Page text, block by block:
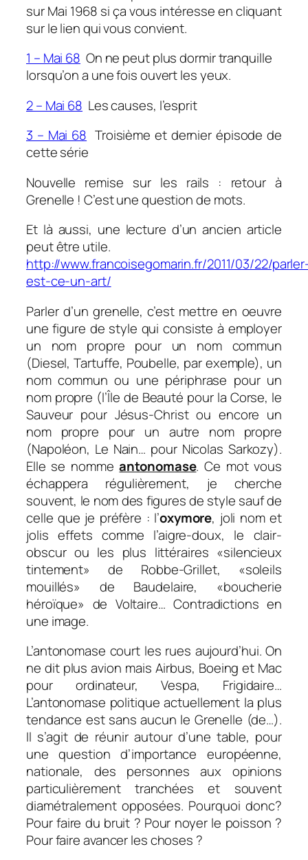
sur Mai 1968 si ça vous intéresse en cliquant
sur le lien qui vous convient.
1 – Mai 68 On ne peut plus dormir tranquille
lorsqu’on a une fois ouvert les yeux.
2 – Mai 68 Les causes, l’esprit
3 – Mai 68 Troisième et dernier épisode de
cette série
Nouvelle remise sur les rails : retour à
Grenelle ! C’est une question de mots.
Et là aussi, une lecture d’un ancien article
peut être utile.
http://www.francoisegomarin.fr/2011/03/22/
est-ce-un-art/
Parler d’un grenelle, c’est mettre en oeuvre
une figure de style qui consiste à employer
un nom propre pour un nom commun
(Diesel, Tartuffe, Poubelle, par exemple), un
nom commun ou une périphrase pour un
nom propre (l’Île de Beauté pour la Corse, le
Sauveur pour Jésus-Christ ou encore un
nom propre pour un autre nom propre
(Napoléon, Le Nain… pour Nicolas Sarkozy).
Elle se nommeantonomase. Ce mot vous
échappera régulièrement, je cherche
souvent, le nom des figures de style sauf de
celle que je préfère : l’oxymore, joli nom et
jolis effets comme l’aigre-doux, le clair-
obscur ou les plus littéraires «silencieux
tintement» de Robbe-Grillet, «soleils
mouillés» de Baudelaire, «boucherie
héroïque» de Voltaire… Contradictions en
une image.
L’antonomase court les rues aujourd’hui. On
ne dit plus avion mais Airbus, Boeing et Mac
pour ordinateur, Vespa, Frigidaire…
L’antonomase politique actuellement la plus
tendance est sans aucun le Grenelle (de…).
Il s’agit de réunir autour d’une table, pour
une question d’importance européenne,
nationale, des personnes aux opinions
particulièrement tranchées et souvent
diamétralement opposées. Pourquoi donc?
Pour faire du bruit ? Pour noyer le poisson ?
Pour faire avancer les choses ?